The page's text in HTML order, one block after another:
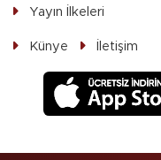
Yayın İlkeleri
Künye İletişim